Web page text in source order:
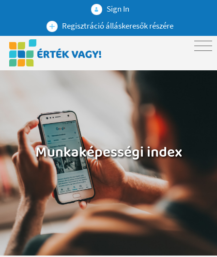
Sign In
Regisztráció álláskeresők részére
Munkaképességi index